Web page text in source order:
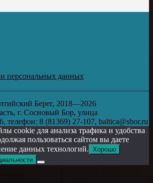
персональных данных
Берег, 2018—2026
г. Сосновый Бор, улица
телефон: 8 (81369) 27-107, baltica@sbor.ru
cookie для анализа трафика и удобства
пользоваться сайтом вы даете
данных технологий. Хорошо